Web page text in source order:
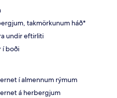
takmörkunum háð*
undir eftirliti
í boði
í almennum rýmum
á herbergjum